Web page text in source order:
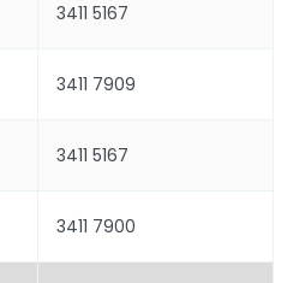
3411 5167
3411 7909
3411 5167
3411 7900